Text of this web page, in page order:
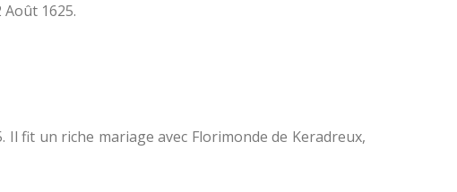
1625.
Il fit un riche mariage avec Florimonde de Keradreux,